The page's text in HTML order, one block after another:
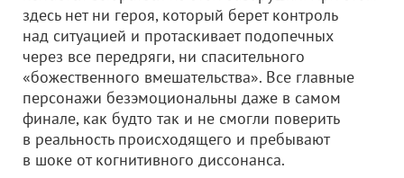
здесь нет ни героя, который берет контроль
над ситуацией и протаскивает подопечных
через все передряги, ни спасительного
«божественного вмешательства». Все главные
персонажи безэмоциональны даже в самом
финале, как будто так и не смогли поверить
в реальность происходящего и пребывают
в шоке от когнитивного диссонанса.